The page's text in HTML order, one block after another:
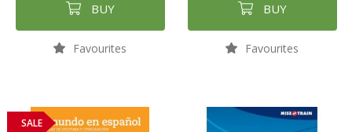
BUY
Favourites
BUY
Favourites
SALE